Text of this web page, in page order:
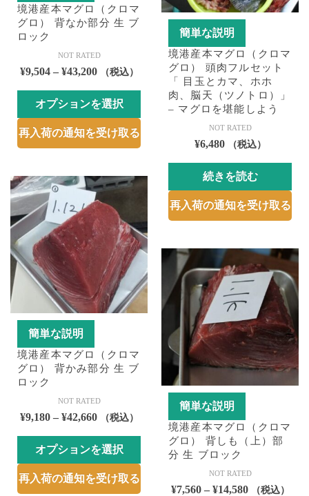
択
で
ら
択
で
き
ま
す
ョ
ン
が
り
ま
す。
オ
プ
ョ
ン
商
品
ペ
ー
択
で
エ
ー
ョ
ン
が
プ
シ
ョ
は
品
ジ
か
選
で
き
ま
境港産本マグロ（クロマ
グロ） 背なか部分 生 ブ
ロック
NOT RATED
¥9,504 – ¥43,200価
帯:
¥9,504
–
（税込）
オプションを選択
こ
の
品
に
複
数
の
バ
ー
ョ
ン
が
り
ま
す。
オ
プ
再入荷の通知を受け取る
簡単な説明
境港産本マグロ（クロマ
グロ） 頭肉フルセット
「 目玉とカマ、ホホ
肉、脳天（ツノトロ）」
– マグロを堪能しよう
NOT RATED
¥6,480 （税込）
続きを読む
再入荷の通知を受け取る
簡単な説明
境港産本マグロ（クロマ
グロ） 背かみ部分 生 ブ
ロック
NOT RATED
¥9,180 – ¥42,660価
帯:
¥9,180
–
（税込）
オプションを選択
こ
の
再入荷の通知を受け取る
簡単な説明
境港産本マグロ（クロマ
グロ） 背しも（上）部
分 生 ブロック
NOT RATED
¥7,560 – ¥14,580価（税込）